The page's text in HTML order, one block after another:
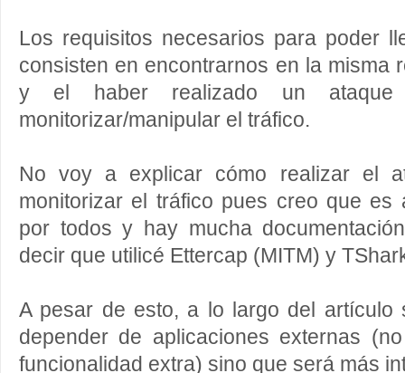
Los requisitos necesarios para poder
consisten en encontrarnos en la misma
y el haber realizado un ataque
monitorizar/manipular el tráfico.
No voy a explicar cómo realizar el
monitorizar el tráfico pues creo que es
por todos y hay mucha
decir que utilicé Ettercap (MITM) y
A pesar de esto, a lo largo del artículo
depender de aplicaciones externas
funcionalidad extra) sino que será más